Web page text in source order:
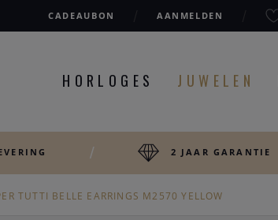
CADEAUBON AANMELDEN
HORLOGES JUWELEN
2 JAAR GARANTIE
TUTTI BELLE EARRINGS M2570 YELLOW